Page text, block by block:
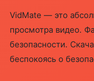
VidMate — это
просмотра видео.
безопасности.
беспокоясь о